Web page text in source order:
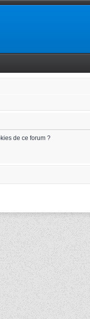
de ce forum ?